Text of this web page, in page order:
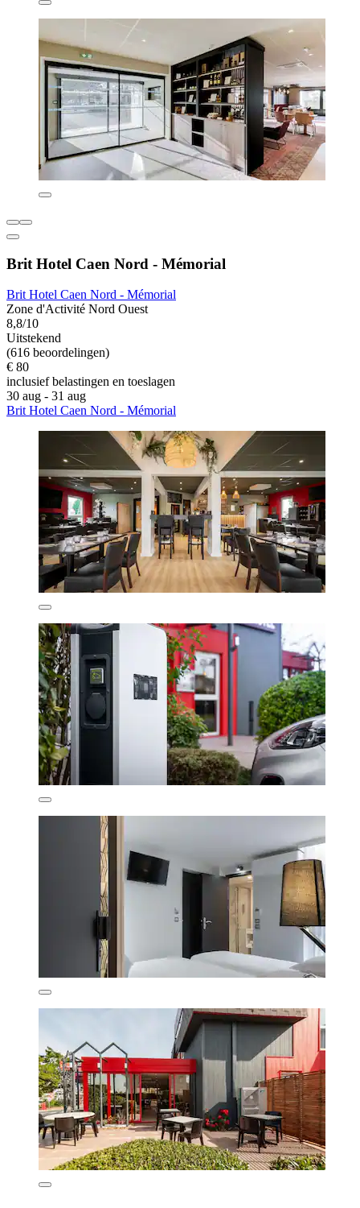
Brit Hotel Caen Nord - Mémorial
Brit Hotel Caen Nord - Mémorial
Zone d'Activité Nord Ouest
8,8/10
Uitstekend
(616 beoordelingen)
€ 80
inclusief belastingen en toeslagen
30 aug - 31 aug
Brit Hotel Caen Nord - Mémorial